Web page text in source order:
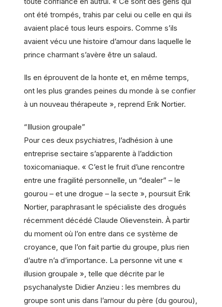
ont été trompés, trahis par celui ou celle en qui ils
avaient placé tous leurs espoirs. Comme s’ils
avaient vécu une histoire d’amour dans laquelle le
prince charmant s’avère être un salaud.
Ils en éprouvent de la honte et, en même temps,
ont les plus grandes peines du monde à se confier
à un nouveau thérapeute », reprend Erik Nortier.
“Illusion groupale”
Pour ces deux psychiatres, l’adhésion à une
entreprise sectaire s’apparente à l’addiction
toxicomaniaque. « C’est le fruit d’une rencontre
entre une fragilité personnelle, un “dealer” – le
gourou – et une drogue – la secte », poursuit Erik
Nortier, paraphrasant le spécialiste des drogués
récemment décédé Claude Olievenstein. À partir
du moment où l’on entre dans ce système de
croyance, que l’on fait partie du groupe, plus rien
d’autre n’a d’importance. La personne vit une «
illusion groupale », telle que décrite par le
psychanalyste Didier Anzieu : les membres du
groupe sont unis dans l’amour du père (du gourou),